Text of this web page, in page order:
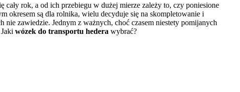
cały rok, a od ich przebiegu w dużej mierze zależy to, czy poniesione
okresem są dla rolnika, wielu decyduje się na skompletowanie i
zawiedzie. Jednym z ważnych, choć czasem niestety pomijanych
wózek do transportu hedera wybrać?